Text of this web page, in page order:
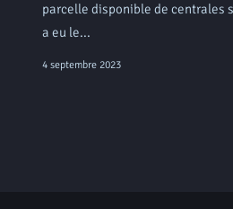
parcelle disponible de centrales
a eu le...
4 septembre 2023